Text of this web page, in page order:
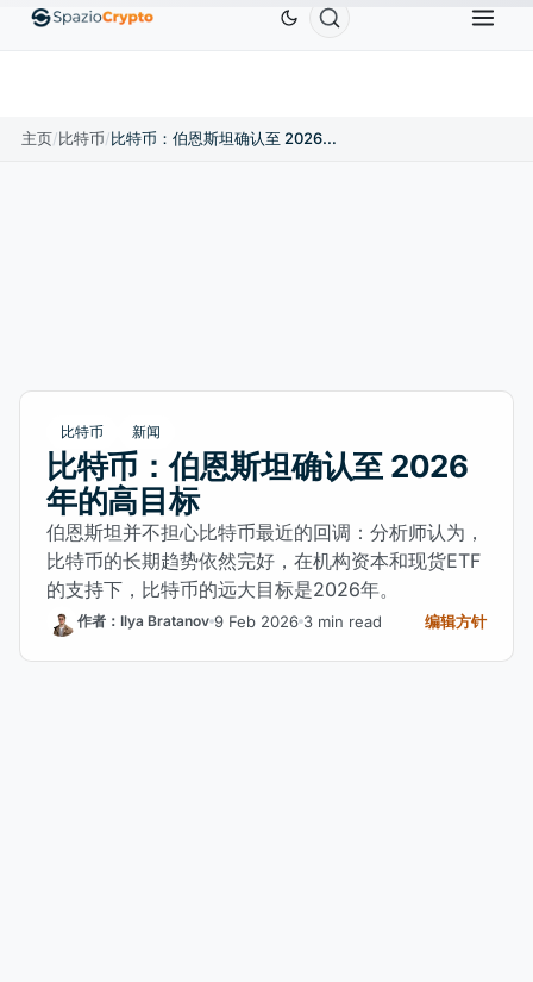
EthereumETHUS$1,880.58 TetherUSDT ↑0.00%
主页/比特币/ 比特币：伯恩斯坦确认至 2026 年的高目标
比特币 新闻
比特币：伯恩斯坦确认至 2026
年的高目标
伯恩斯坦并不担心比特币最近的回调：分析师认为，
比特币的长期趋势依然完好，在机构资本和现货ETF
的支持下，比特币的远大目标是2026年。
作者：Ilya Bratanov 9 Feb 2026 3 min read 编辑方针